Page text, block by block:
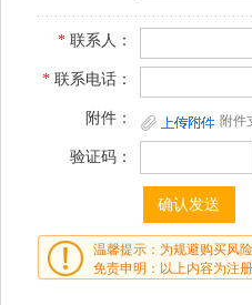
* 联系人：
* 联系电话：
附件： 附件
验证码：
温馨提示：为规避购买风
免责申明：以上内容为注册